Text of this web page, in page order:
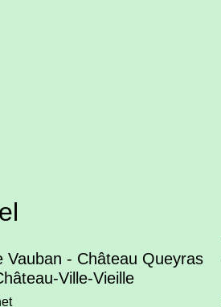
Vauban - Château Queyras
Ville-Vieille